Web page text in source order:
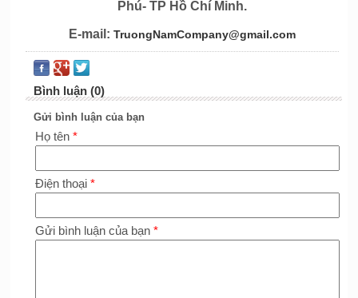
Phú- TP Hồ Chí Minh.
E-mail: TruongNamCompany@gmail.com
Bình luận (0)
Gửi bình luận của bạn
Họ tên *
Điện thoại *
Gửi bình luận của bạn *